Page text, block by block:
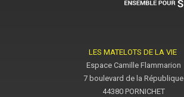
LES MATELOTS DE LA VIE
Espace Camille Flammarion
7 boulevard de la République
44380 PORNICHET